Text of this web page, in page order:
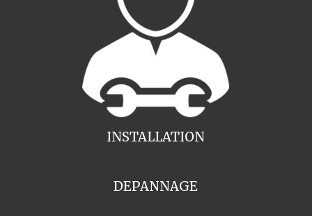
INSTALLATION
DEPANNAGE